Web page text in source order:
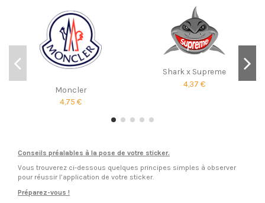
Moncler
4,75 €
Shark x Supreme
4,37 €
Conseils préalables à la pose de votre sticker.
Vous trouverez ci-dessous quelques principes simples à observer
pour réussir l’application de votre sticker.
Préparez-vous !